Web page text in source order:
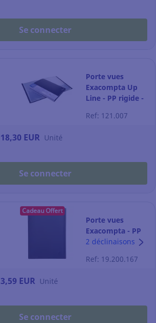
Se connecter
Porte vues
Exacompta Up
Line - PP rigide -
noir
Ref: 121.007
18,30 EUR Unité
Se connecter
Cadeau Offert
Porte vues
Exacompta - PP
recyclé - A4 - 30
2 déclinaisons
Ref: 19.200.167
3,59 EUR Unité
Se connecter